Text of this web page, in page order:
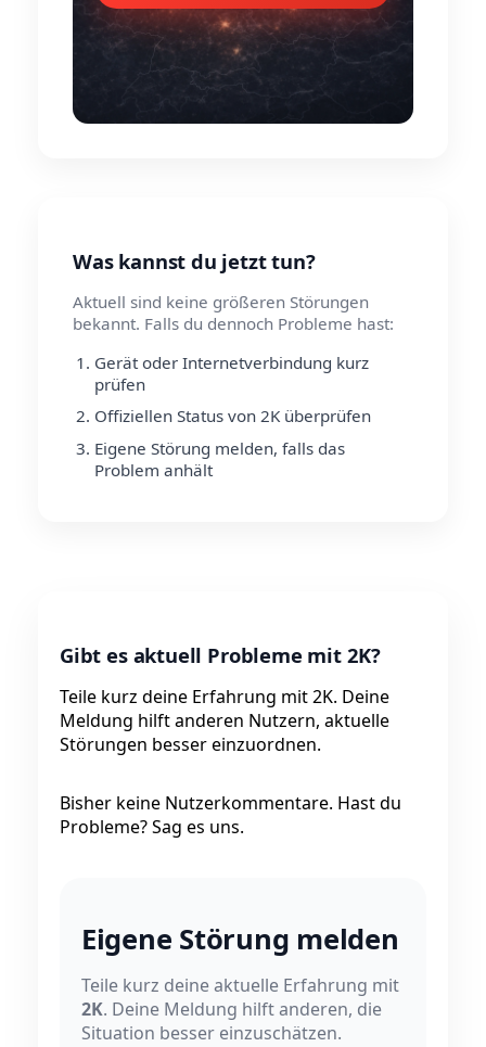
Was kannst du jetzt tun?
Aktuell sind keine größeren Störungen
bekannt. Falls du dennoch Probleme hast:
Gerät oder Internetverbindung kurz
prüfen
Offiziellen Status von 2K überprüfen
Eigene Störung melden, falls das
Problem anhält
Gibt es aktuell Probleme mit 2K?
Teile kurz deine Erfahrung mit 2K. Deine
Meldung hilft anderen Nutzern, aktuelle
Störungen besser einzuordnen.
Bisher keine Nutzerkommentare. Hast du
Probleme? Sag es uns.
Eigene Störung melden
Teile kurz deine aktuelle Erfahrung mit
2K. Deine Meldung hilft anderen, die
Situation besser einzuschätzen.